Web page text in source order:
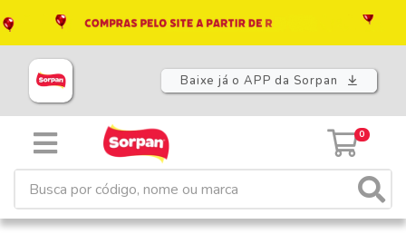
Baixe já o APP da Sorpan
0